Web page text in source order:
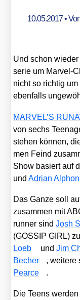
10.05.2017•
Und schon
se­rie um Mar­vel-
nicht so rich­tig
eben­falls
MARVEL’S
von sechs
ste­hen kön­nen,
men Feind
Show basiert auf
undAdri­an
Das Gan­ze soll
zusam­men mit
run­ner sindJosh
(GOSSIP GIRL)
Loeb
undJim
Becher
, wei­te­re
Pear­ce
.
Die Teens